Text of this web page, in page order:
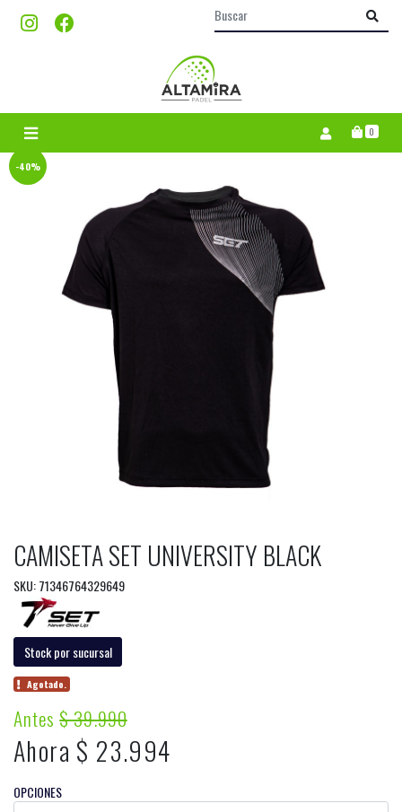
0
-40%
CAMISETA SET UNIVERSITY BLACK
SKU: 71346764329649
Stock por sucursal
Agotado.
Antes$ 39.990
Ahora $ 23.994
OPCIONES